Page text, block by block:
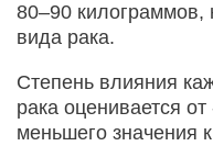
80–90 килограммов,
вида рака.
Степень влияния
рака оценивается
меньшего значения